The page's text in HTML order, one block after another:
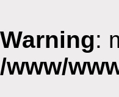
Warning:
/www/